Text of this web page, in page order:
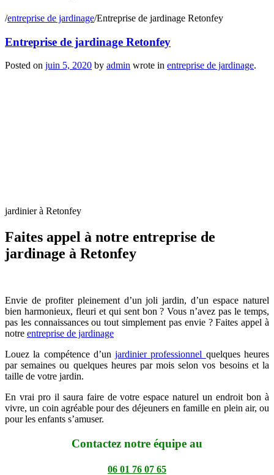
/entreprise de jardinage/Entreprise de jardinage Retonfey
Entreprise de jardinage Retonfey
Posted on juin 5, 2020 by admin wrote in entreprise de jardinage.
jardinier à Retonfey
Faites appel à notre entreprise de
jardinage à Retonfey
Envie de profiter pleinement d’un joli jardin, d’un espace naturel
bien harmonieux, fleuri et qui sent bon ? Vous n’avez pas le temps,
pas les connaissances ou tout simplement pas envie ? Faites appel à
notre entreprise de jardinage
Louez la compétence d’unjardinier professionnel quelques heures
par semaines ou quelques heures par mois selon vos besoins et la
taille de votre jardin.
En vrai pro il saura faire de votre espace naturel un endroit bon à
vivre, un coin agréable pour des déjeuners en famille en plein air, ou
pour les enfants s’amuser.
Contactez notre équipe au
06 01 76 07 65